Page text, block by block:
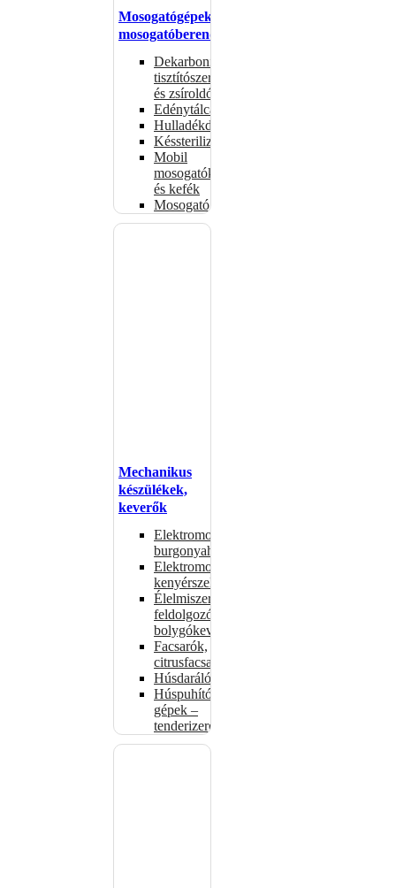
Mosogatógépek,
mosogatóberendezések
Dekarbonizáló
tisztítószerek
és zsíroldók
Edénytálcák
Hulladékdarálók
Késsterilizátorok
Mobil
mosogatók
és kefék
Mosogatógépkosarak
Mechanikus
készülékek,
keverők
Elektromos
burgonyahámozók
Elektromos
kenyérszeletelők
Élelmiszer-
feldolgozók –
bolygókeverők
Facsarók,
citrusfacsarók
Húsdarálók
Húspuhító
gépek –
tenderizerek